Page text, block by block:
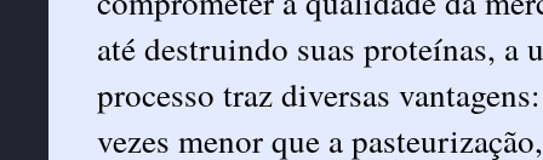
até destruindo suas proteínas,
processo traz diversas
vezes menor que a